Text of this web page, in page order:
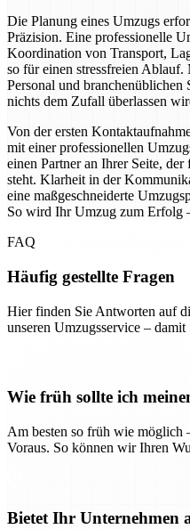
Die Planung eines Umzugs
Präzision. Eine professionelle
Koordination von Transport,
so für einen stressfreien
Personal und branchenüblichen
nichts dem Zufall überlassen
Von der ersten
mit einer professionellen
einen Partner an Ihrer Seite,
steht. Klarheit in der
eine maßgeschneiderte
So wird Ihr Umzug zum Erfolg
FAQ
Häufig gestellte Fragen
Hier finden Sie Antworten auf
unseren Umzugsservice –
Wie früh sollte ich
Am besten so früh wie möglich
Voraus. So können wir Ihren
Bietet Ihr Unternehmen